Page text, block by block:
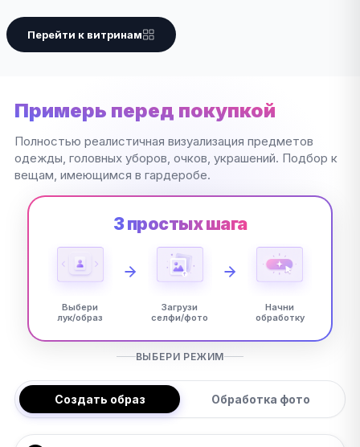
Перейти к витринам
Примерь перед покупкой
Полностью реалистичная визуализация предметов
одежды, головных уборов, очков, украшений. Подбор к
вещам, имеющимся в гардеробе.
3 простых шага
Выбери
лук/образ
Загрузи
селфи/фото
Начни
обработку
ВЫБЕРИ РЕЖИМ
Создать образ Обработка фото